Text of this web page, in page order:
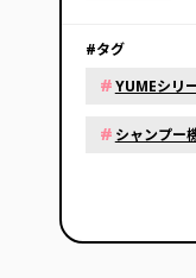
#タグ
#YUMEシリ
# シャンプー